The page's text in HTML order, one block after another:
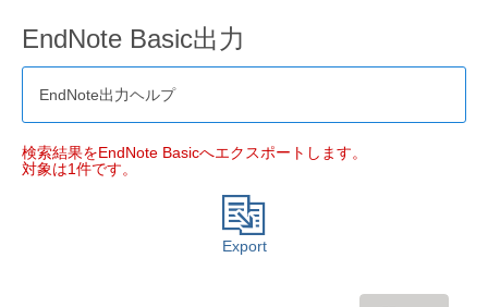
EndNote Basic出力
EndNote出力ヘルプ
検索結果をEndNote Basicへエクスポートします。
対象は1件です。
Export